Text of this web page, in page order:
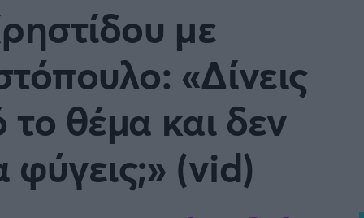
με
«Δίνεις
το θέμα και δεν
φύγεις;» (vid)